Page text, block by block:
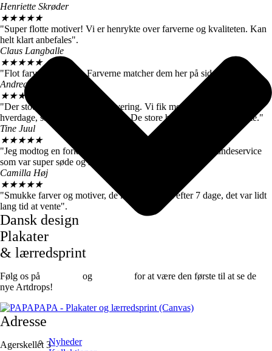
Nyheder
Henriette Skrøder
★★★★★
"Super flotte motiver! Vi er henrykte over farverne og kvaliteten. Kan
helt klart anbefales".
Claus Langballe
★★★★★
"Flot farvegengivelse. Farverne matcher dem her på siden".
Andreas W. Nielsen
★★★
"Der stod 4-6 hverdage ved levering. Vi fik motiverne efter 3
hverdage, så vi er meget tilfredse. De store billeder er virkelig flotte."
Tine Juul
★★★★★
"Jeg modtog en forkert plakat. Men fik hurtigt talt med kundeservice
som var super søde og sendte mig straks den rigtige".
Camilla Høj
★★★★★
"Smukke farver og motiver, de kom dog først efter 7 dage, det var lidt
lang tid at vente".
Dansk design
Plakater
& lærredsprint
Følg os på og
for at være den første til at se de
nye Artdrops!
Adresse
Agerskellet 3